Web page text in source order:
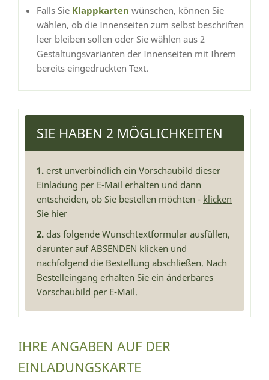
Falls Sie Klappkarten wünschen, können Sie
wählen, ob die Innenseiten zum selbst beschriften
leer bleiben sollen oder Sie wählen aus 2
Gestaltungsvarianten der Innenseiten mit Ihrem
bereits eingedruckten Text.
SIE HABEN 2 MÖGLICHKEITEN
1. erst unverbindlich ein Vorschaubild dieser
Einladung per E-Mail erhalten und dann
entscheiden, ob Sie bestellen möchten - klicken
Sie hier
2. das folgende Wunschtextformular ausfüllen,
darunter auf ABSENDEN klicken und
nachfolgend die Bestellung abschließen. Nach
Bestelleingang erhalten Sie ein änderbares
Vorschaubild per E-Mail.
IHRE ANGABEN AUF DER
EINLADUNGSKARTE